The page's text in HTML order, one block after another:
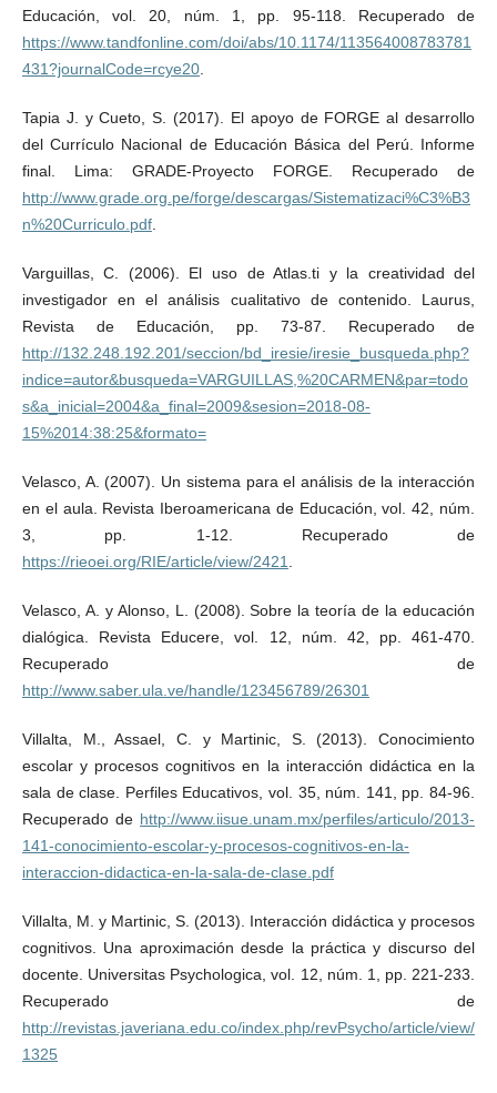
Educación, vol. 20, núm. 1, pp. 95-118. Recuperado de
https://www.tandfonline.com/doi/abs/10.1174/113564008783781
431?journalCode=rcye20.
Tapia J. y Cueto, S. (2017). El apoyo de FORGE al desarrollo
del Currículo Nacional de Educación Básica del Perú. Informe
final. Lima: GRADE-Proyecto FORGE. Recuperado de
http://www.grade.org.pe/forge/descargas/Sistematizaci%C3%B3
n%20Curriculo.pdf.
Varguillas, C. (2006). El uso de Atlas.ti y la creatividad del
investigador en el análisis cualitativo de contenido. Laurus,
Revista de Educación, pp. 73-87. Recuperado de
http://132.248.192.201/seccion/bd_iresie/iresie_busqueda.php?
indice=autor&busqueda=VARGUILLAS,%20CARMEN&par=todo
s&a_inicial=2004&a_final=2009&sesion=2018-08-
15%2014:38:25&formato=
Velasco, A. (2007). Un sistema para el análisis de la interacción
en el aula. Revista Iberoamericana de Educación, vol. 42, núm.
3, pp. 1-12. Recuperado de
https://rieoei.org/RIE/article/view/2421
Velasco, A. y Alonso, L. (2008). Sobre la teoría de la educación
dialógica. Revista Educere, vol. 12, núm. 42, pp. 461-470.
Recuperado de
http://www.saber.ula.ve/handle/123456789/26301
Villalta, M., Assael, C. y Martinic, S. (2013). Conocimiento
escolar y procesos cognitivos en la interacción didáctica en la
sala de clase. Perfiles Educativos, vol. 35, núm. 141, pp. 84-96.
Recuperado de http://www.iisue.unam.mx/perfiles/articulo/2013-
141-conocimiento-escolar-y-procesos-cognitivos-en-la-
interaccion-didactica-en-la-sala-de-clase.pdf
Villalta, M. y Martinic, S. (2013). Interacción didáctica y procesos
cognitivos. Una aproximación desde la práctica y discurso del
docente. Universitas Psychologica, vol. 12, núm. 1, pp. 221-233.
Recuperado de
http://revistas.javeriana.edu.co/index.php/revPsycho/article/view/
1325